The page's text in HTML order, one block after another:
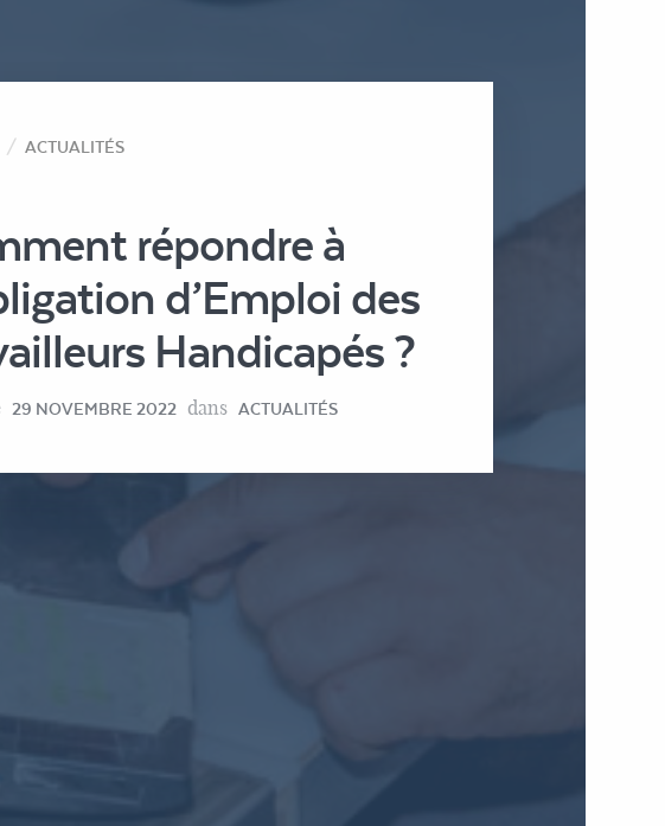
ACTUALITÉS
répondre à
d’Emploi des
Handicapés ?
29 NOVEMBRE 2022 dans ACTUALITÉS